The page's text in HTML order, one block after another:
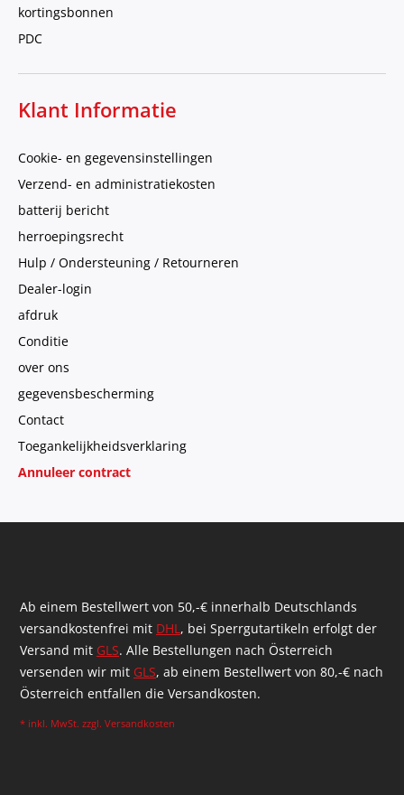
kortingsbonnen
PDC
Klant Informatie
Cookie- en gegevensinstellingen
Verzend- en administratiekosten
batterij bericht
herroepingsrecht
Hulp / Ondersteuning / Retourneren
Dealer-login
afdruk
Conditie
over ons
gegevensbescherming
Contact
Toegankelijkheidsverklaring
Annuleer contract
Ab einem Bestellwert von 50,-€ innerhalb Deutschlands
versandkostenfrei mit DHL, bei Sperrgutartikeln erfolgt der
Versand mit GLS. Alle Bestellungen nach Österreich
versenden wir mit GLS, ab einem Bestellwert von 80,-€ nach
Österreich entfallen die Versandkosten.
* inkl. MwSt. zzgl. Versandkosten